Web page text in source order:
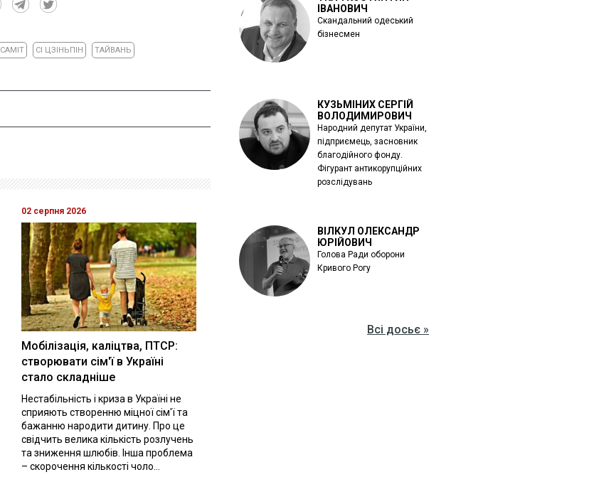
САМІТ СІ ЦЗІНЬПІН ТАЙВАНЬ
02 серпня 2026
Мобілізація, каліцтва, ПТСР:
створювати сім'ї в Україні
стало складніше
Нестабільність і криза в Україні не
сприяють створенню міцної сім'ї та
бажанню народити дитину. Про це
свідчить велика кількість розлучень
та зниження шлюбів. Інша проблема
– скорочення кількості чоло...
ІВАНОВИЧ
Скандальний одеський
бізнесмен
КУЗЬМІНИХ СЕРГІЙ
ВОЛОДИМИРОВИЧ
Народний депутат України,
підприємець, засновник
благодійного фонду.
Фігурант антикорупційних
розслідувань
ВІЛКУЛ ОЛЕКСАНДР
ЮРІЙОВИЧ
Голова Ради оборони
Кривого Рогу
Всі досьє »